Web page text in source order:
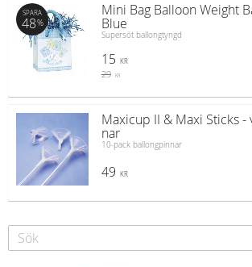
Mini Bag Balloon Weight
Blue
Supersöt ballongtyngd
15 KR
29 KR
SPARA
48%
Maxicup II & Maxi Sticks
nar
10-pack ballongpinnar
49 KR